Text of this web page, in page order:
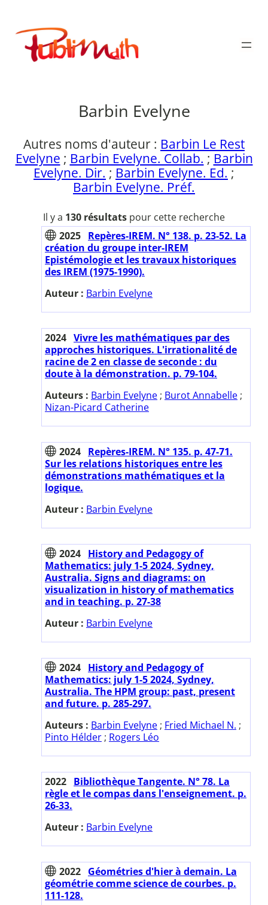
contenu
Publimath
Barbin Evelyne
Autres noms d'auteur : Barbin Le Rest
Evelyne ; Barbin Evelyne. Collab. ; Barbin
Evelyne. Dir. ; Barbin Evelyne. Ed. ;
Barbin Evelyne. Préf.
Il y a 130 résultats pour cette recherche
2025 Repères-IREM. N° 138. p. 23-52. La
création du groupe inter-IREM
Epistémologie et les travaux historiques
des IREM (1975-1990).
Auteur : Barbin Evelyne
2024 Vivre les mathématiques par des
approches historiques. L'irrationalité de
racine de 2 en classe de seconde : du
doute à la démonstration. p. 79-104.
Auteurs : Barbin Evelyne ; Burot Annabelle ;
Nizan-Picard Catherine
2024 Repères-IREM. N° 135. p. 47-71.
Sur les relations historiques entre les
démonstrations mathématiques et la
logique.
Auteur : Barbin Evelyne
2024 History and Pedagogy of
Mathematics: july 1-5 2024, Sydney,
Australia. Signs and diagrams: on
visualization in history of mathematics
and in teaching. p. 27-38
Auteur : Barbin Evelyne
2024 History and Pedagogy of
Mathematics: july 1-5 2024, Sydney,
Australia. The HPM group: past, present
and future. p. 285-297.
Auteurs : Barbin Evelyne ; Fried Michael N. ;
Pinto Hélder ; Rogers Léo
2022 Bibliothèque Tangente. N° 78. La
règle et le compas dans l'enseignement. p.
26-33.
Auteur : Barbin Evelyne
2022 Géométries d'hier à demain. La
géométrie comme science de courbes. p.
111-128.